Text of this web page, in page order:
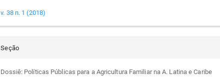
v. 38 n. 1 (2018)
Seção
Dossiê: Políticas Públicas para a Agricultura Familiar na A. Latina e Caribe